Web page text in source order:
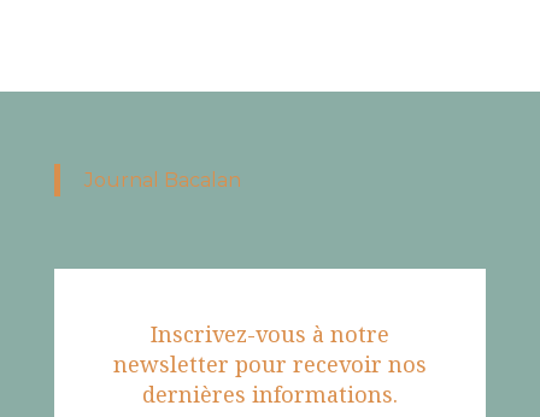
Journal Bacalan
Inscrivez-vous à notre
newsletter pour recevoir nos
dernières informations.